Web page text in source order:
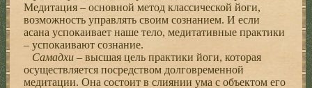
Медитация – основной метод классической йоги,
возможность управлять своим сознанием. И если
асана успокаивает наше тело, медитативные практики
– успокаивают сознание.
Самадхи – высшая цель практики йоги, которая
осуществляется посредством долговременной
медитации. Она состоит в слиянии ума с объектом его